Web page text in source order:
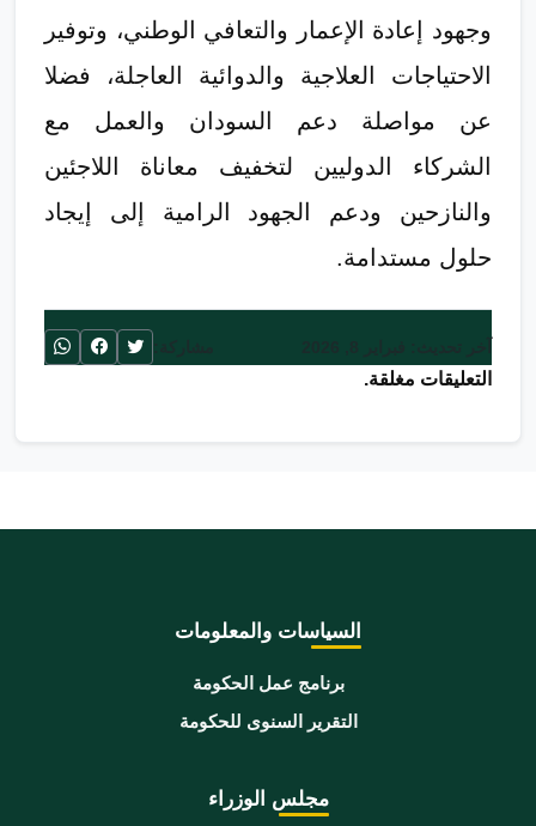
وجهود إعادة الإعمار والتعافي الوطني، وتوفير
الاحتياجات العلاجية والدوائية العاجلة، فضلا
عن مواصلة دعم السودان والعمل مع
الشركاء الدوليين لتخفيف معاناة اللاجئين
والنازحين ودعم الجهود الرامية إلى إيجاد
حلول مستدامة.
التعليقات مغلقة.
السياسات والمعلومات
برنامج عمل الحكومة
التقرير السنوى للحكومة
مجلس الوزراء